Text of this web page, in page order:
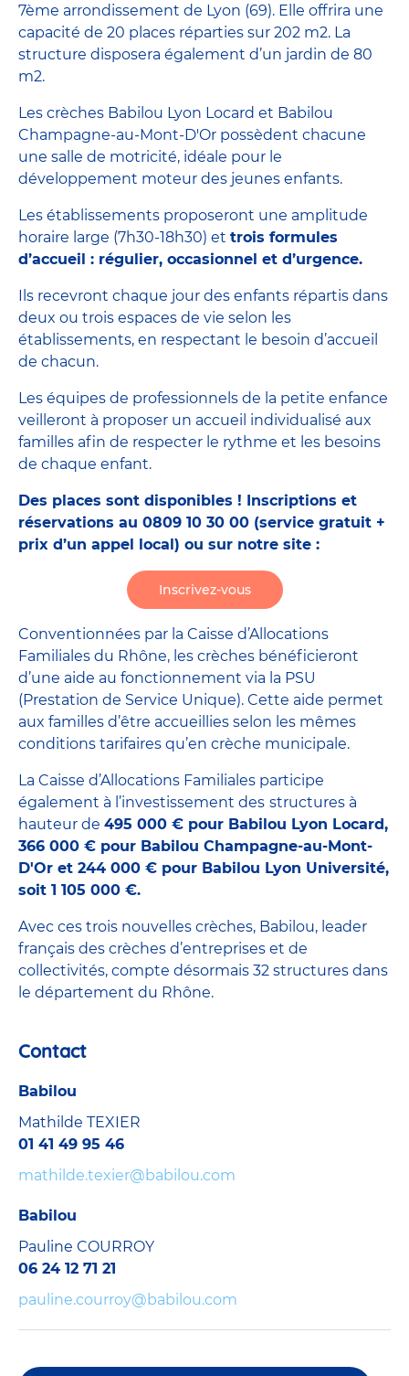
7ème arrondissement de Lyon (69). Elle offrira une
capacité de 20 places réparties sur 202 m2. La
structure disposera également d’un jardin de 80
m2.
Les crèches Babilou Lyon Locard et Babilou
Champagne-au-Mont-D'Or possèdent chacune
une salle de motricité, idéale pour le
développement moteur des jeunes enfants.
Les établissements proposeront une amplitude
horaire large (7h30-18h30) et trois formules
d’accueil : régulier, occasionnel et d’urgence.
Ils recevront chaque jour des enfants répartis dans
deux ou trois espaces de vie selon les
établissements, en respectant le besoin d’accueil
de chacun.
Les équipes de professionnels de la petite enfance
veilleront à proposer un accueil individualisé aux
familles afin de respecter le rythme et les besoins
de chaque enfant.
Des places sont disponibles ! Inscriptions et
réservations au 0809 10 30 00 (service gratuit +
prix d’un appel local) ou sur notre site :
Inscrivez-vous
Conventionnées par la Caisse d’Allocations
Familiales du Rhône, les crèches bénéficieront
d’une aide au fonctionnement via la PSU
(Prestation de Service Unique). Cette aide permet
aux familles d’être accueillies selon les mêmes
conditions tarifaires qu’en crèche municipale.
La Caisse d’Allocations Familiales participe
également à l’investissement des structures à
hauteur de 495 000 € pour Babilou Lyon Locard,
366 000 € pour Babilou Champagne-au-Mont-
D'Or et 244 000 € pour Babilou Lyon Université,
soit 1 105 000 €.
Avec ces trois nouvelles crèches, Babilou, leader
français des crèches d’entreprises et de
collectivités, compte désormais 32 structures dans
le département du Rhône.
Contact
Babilou
Mathilde TEXIER
01 41 49 95 46
mathilde.texier@babilou.com
Babilou
Pauline COURROY
06 24 12 71 21
pauline.courroy@babilou.com